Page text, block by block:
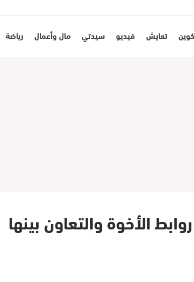
تعايش فيديو سيدتي مال وأعمال رياضة
الأخوة والتعاون بينها